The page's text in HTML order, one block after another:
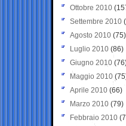
Ottobre 2010
Settembre 2010
Agosto 2010 (75)
Luglio 2010 (86)
Giugno 2010
Maggio 2010
Aprile 2010 (66)
Marzo 2010 (79)
Febbraio 2010